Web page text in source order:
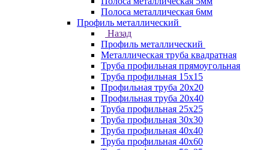
Полоса металлическая 6мм
Профиль металлический
Назад
Профиль металлический
Металлическая труба квадратная
Труба профильная прямоугольная
Труба профильная 15х15
Профильная труба 20х20
Профильная труба 20х40
Труба профильная 25х25
Труба профильная 30x30
Труба профильная 40х40
Труба профильная 40х60